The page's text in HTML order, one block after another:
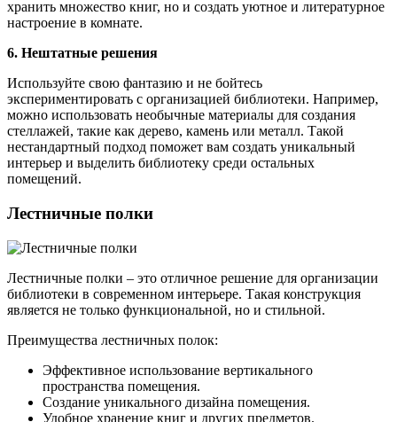
хранить множество книг, но и создать уютное и литературное
настроение в комнате.
6. Нештатные решения
Используйте свою фантазию и не бойтесь
экспериментировать с организацией библиотеки. Например,
можно использовать необычные материалы для создания
стеллажей, такие как дерево, камень или металл. Такой
нестандартный подход поможет вам создать уникальный
интерьер и выделить библиотеку среди остальных
помещений.
Лестничные полки
Лестничные полки – это отличное решение для организации
библиотеки в современном интерьере. Такая конструкция
является не только функциональной, но и стильной.
Преимущества лестничных полок:
Эффективное использование вертикального
пространства помещения.
Создание уникального дизайна помещения.
Удобное хранение книг и других предметов.